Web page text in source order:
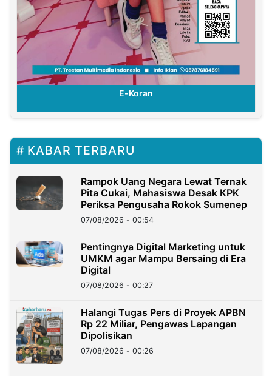
E-Koran
KABAR TERBARU
Rampok Uang Negara Lewat Ternak
Pita Cukai, Mahasiswa Desak KPK
Periksa Pengusaha Rokok Sumenep
07/08/2026 - 00:54
Pentingnya Digital Marketing untuk
UMKM agar Mampu Bersaing di Era
Digital
07/08/2026 - 00:27
Halangi Tugas Pers di Proyek APBN
Rp 22 Miliar, Pengawas Lapangan
Dipolisikan
07/08/2026 - 00:26